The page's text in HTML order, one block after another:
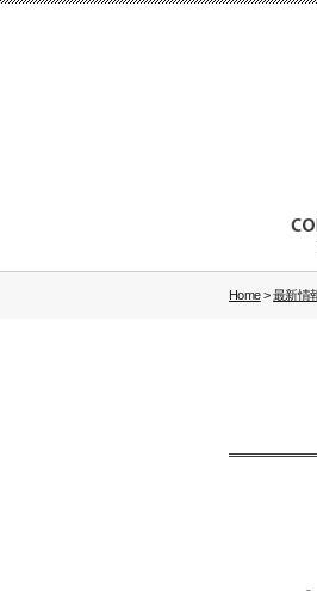
Home>最新情